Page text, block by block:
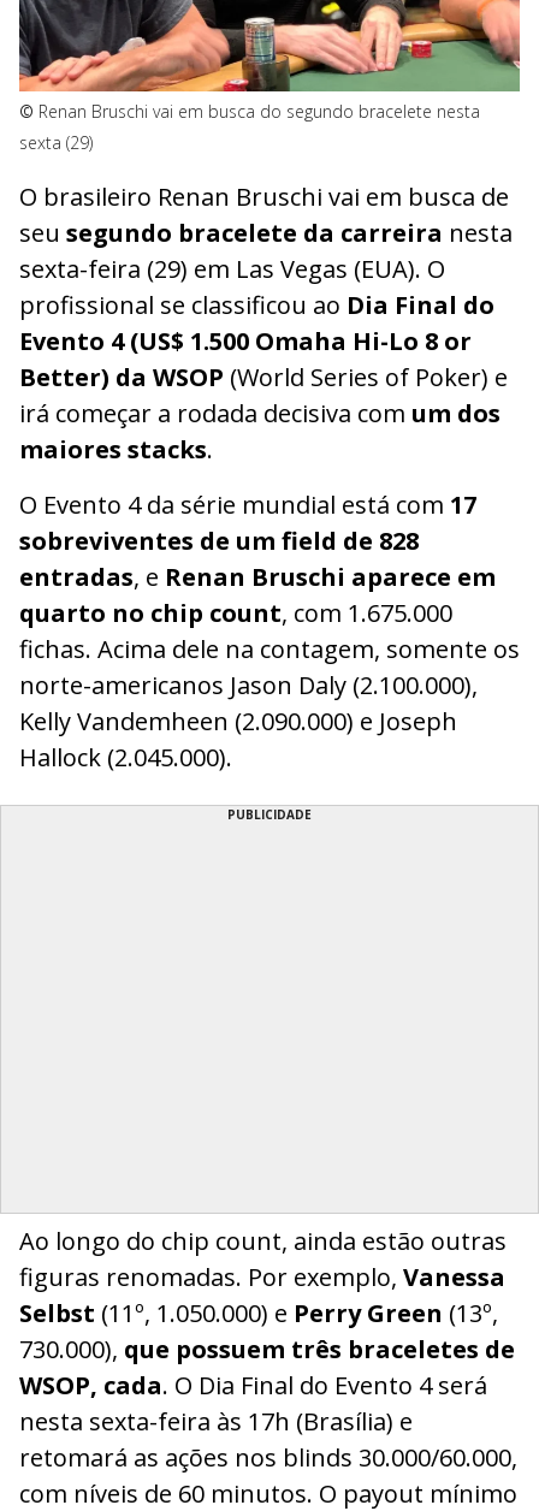
© Renan Bruschi vai em busca do segundo bracelete nesta
sexta (29)
O brasileiro Renan Bruschi vai em busca de
seu segundo bracelete da carreira nesta
sexta-feira (29) em Las Vegas (EUA). O
profissional se classificou ao Dia Final do
Evento 4 (US$ 1.500 Omaha Hi-Lo 8 or
Better) da WSOP (World Series of Poker) e
irá começar a rodada decisiva com um dos
maiores stacks.
O Evento 4 da série mundial está com 17
sobreviventes de um field de 828
entradas, e Renan Bruschi aparece em
quarto no chip count, com 1.675.000
fichas. Acima dele na contagem, somente os
norte-americanos Jason Daly (2.100.000),
Kelly Vandemheen (2.090.000) e Joseph
Hallock (2.045.000).
PUBLICIDADE
Ao longo do chip count, ainda estão outras
figuras renomadas. Por exemplo, Vanessa
Selbst (11º, 1.050.000) e Perry Green (13º,
730.000), que possuem três braceletes de
WSOP, cada. O Dia Final do Evento 4 será
nesta sexta-feira às 17h (Brasília) e
retomará as ações nos blinds 30.000/60.000,
com níveis de 60 minutos. O payout mínimo